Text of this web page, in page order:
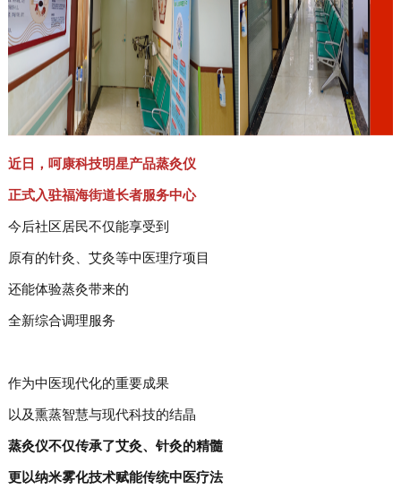
近日，呵康科技明星产品蒸灸仪
正式入驻福海街道长者服务中心
今后社区居民不仅能享受到
原有的针灸、艾灸等中医理疗项目
还能体验蒸灸带来的
全新综合调理服务
作为中医现代化的重要成果
以及熏蒸智慧与现代科技的结晶
蒸灸仪不仅传承了艾灸、针灸的精髓
更以纳米雾化技术赋能传统中医疗法